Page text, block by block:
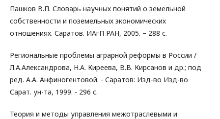
Пашков В.П. Словарь научных понятий о земельной
собственности и поземельных экономических
отношениях. Саратов. ИАгП РАН, 2005. – 288 с.
Региональные проблемы аграрной реформы в России /
Л.А.Александрова, Н.А. Киреева, В.В. Кирсанов и др.; под
ред. А.А. Анфиногентовой. - Саратов: Изд-во Изд-во
Сарат. ун-та, 1999. - 296 с.
Теория и методы управления межотраслевыми и